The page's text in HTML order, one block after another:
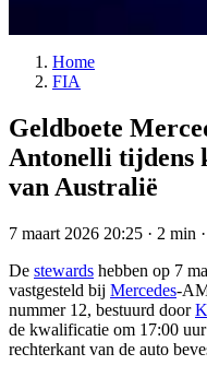
Home
FIA
Geldboete
Antonelli tijdens
van Australië
7 maart 2026 20:25 · 2 min ·
De stewards hebben op 7
vastgesteld bij Mercedes-
nummer 12, bestuurd door
de kwalificatie om 17:00
rechterkant van de auto